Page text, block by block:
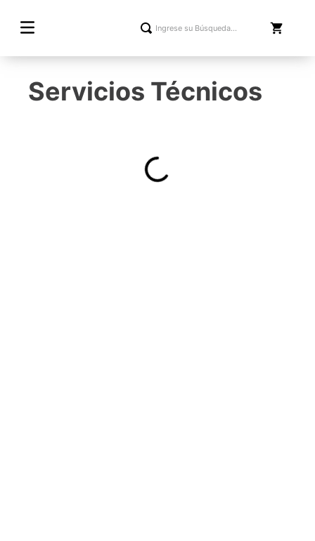
Servicios Técnicos